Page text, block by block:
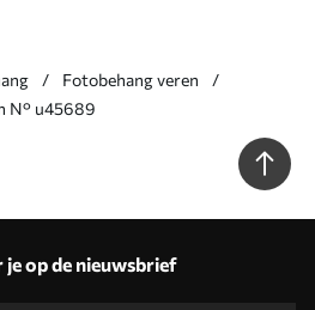
Fotobehang veren
N° u45689
je op de nieuwsbrief